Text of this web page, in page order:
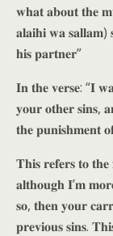
𝐰𝐡𝐚𝐭 𝐚𝐛𝐨𝐮𝐭 𝐭𝐡𝐞
𝐚𝐥𝐚𝐢𝐡𝐢 𝐰𝐚 𝐬𝐚𝐥𝐥𝐚𝐦)
𝐡𝐢𝐬 𝐩𝐚𝐫𝐭𝐧𝐞𝐫”
𝐈𝐧 𝐭𝐡𝐞 𝐯𝐞𝐫𝐬𝐞: “𝐈
𝐲𝐨𝐮𝐫 𝐨𝐭𝐡𝐞𝐫 𝐬𝐢𝐧𝐬,
𝐭𝐡𝐞 𝐩𝐮𝐧𝐢𝐬𝐡𝐦𝐞𝐧𝐭
𝐓𝐡𝐢𝐬 𝐫𝐞𝐟𝐞𝐫𝐬 𝐭𝐨
𝐚𝐥𝐭𝐡𝐨𝐮𝐠𝐡 𝐈’𝐦
𝐬𝐨, 𝐭𝐡𝐞𝐧 𝐲𝐨𝐮𝐫
𝐩𝐫𝐞𝐯𝐢𝐨𝐮𝐬 𝐬𝐢𝐧𝐬.